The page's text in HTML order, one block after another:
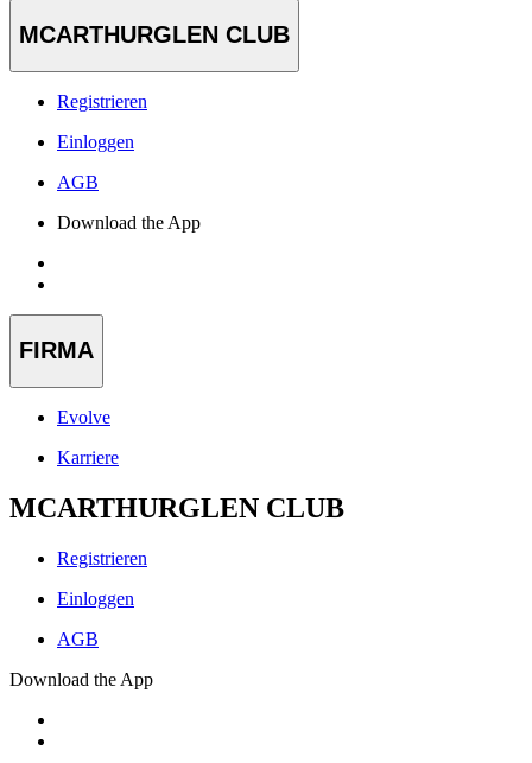
MCARTHURGLEN CLUB
Registrieren
Einloggen
AGB
Download the App
FIRMA
Evolve
Karriere
MCARTHURGLEN CLUB
Registrieren
Einloggen
AGB
Download the App